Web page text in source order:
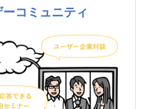
コミュニティ